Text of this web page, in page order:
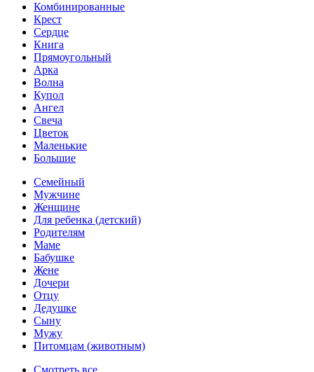
Комбинированные
Крест
Сердце
Книга
Прямоугольный
Арка
Волна
Купол
Ангел
Свеча
Цветок
Маленькие
Большие
Семейный
Мужчине
Женщине
Для ребенка (детский)
Родителям
Маме
Бабушке
Жене
Дочери
Отцу
Дедушке
Сыну
Мужу
Питомцам (животным)
Смотреть все